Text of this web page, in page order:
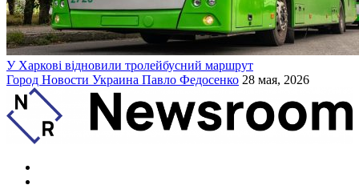
У Харкові відновили тролейбусний маршрут
Город Новости Украина Павло Федосенко 28 мая, 2026